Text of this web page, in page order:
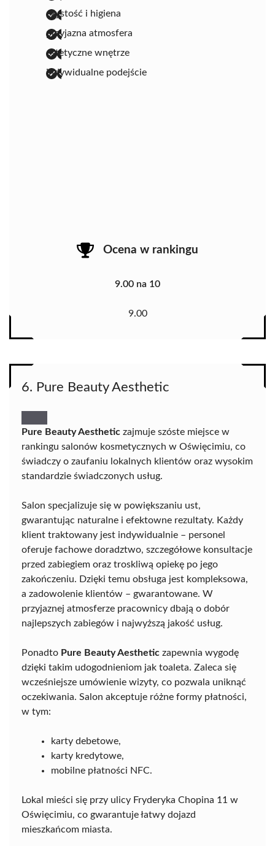
czystość i higiena
przyjazna atmosfera
estetyczne wnętrze
indywidualne podejście
Ocena w rankingu
9.00 na 10
9.00
6. Pure Beauty Aesthetic
Pure Beauty Aesthetic zajmuje szóste miejsce w
rankingu salonów kosmetycznych w Oświęcimiu, co
świadczy o zaufaniu lokalnych klientów oraz wysokim
standardzie świadczonych usług.
Salon specjalizuje się w powiększaniu ust,
gwarantując naturalne i efektowne rezultaty. Każdy
klient traktowany jest indywidualnie – personel
oferuje fachowe doradztwo, szczegółowe konsultacje
przed zabiegiem oraz troskliwą opiekę po jego
zakończeniu. Dzięki temu obsługa jest kompleksowa,
a zadowolenie klientów – gwarantowane. W
przyjaznej atmosferze pracownicy dbają o dobór
najlepszych zabiegów i najwyższą jakość usług.
Ponadto Pure Beauty Aesthetic zapewnia wygodę
dzięki takim udogodnieniom jak toaleta. Zaleca się
wcześniejsze umówienie wizyty, co pozwala uniknąć
oczekiwania. Salon akceptuje różne formy płatności,
w tym:
karty debetowe,
karty kredytowe,
mobilne płatności NFC.
Lokal mieści się przy ulicy Fryderyka Chopina 11 w
Oświęcimiu, co gwarantuje łatwy dojazd
mieszkańcom miasta.